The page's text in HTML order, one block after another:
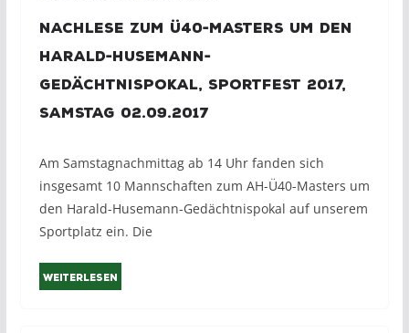
Nachlese zum Ü40-Masters um den
Harald-Husemann-
Gedächtnispokal, Sportfest 2017,
Samstag 02.09.2017
Am Samstagnachmittag ab 14 Uhr fanden sich
insgesamt 10 Mannschaften zum AH-Ü40-Masters um
den Harald-Husemann-Gedächtnispokal auf unserem
Sportplatz ein. Die
Weiterlesen